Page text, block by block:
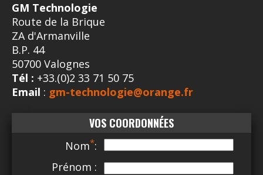
GM Technologie
Route de la Brique
ZA d'Armanville
B.P. 44
50700 Valognes
Tél : +33.(0)2 33 71 50 75
Email : gm-technologie@orange.fr
VOS COORDONNÉES
Nom*:
Prénom :